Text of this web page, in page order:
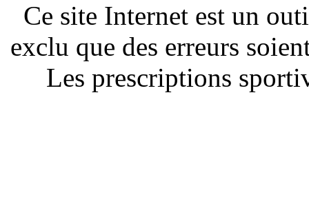
Ce site Internet est un
exclu que des erreurs
Les prescriptions